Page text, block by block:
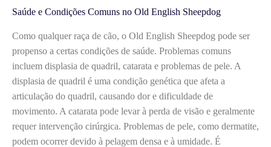
Saúde e Condições Comuns no Old English Sheepdog
Como qualquer raça de cão, o Old English Sheepdog pode ser
propenso a certas condições de saúde. Problemas comuns
incluem displasia de quadril, catarata e problemas de pele. A
displasia de quadril é uma condição genética que afeta a
articulação do quadril, causando dor e dificuldade de
movimento. A catarata pode levar à perda de visão e geralmente
requer intervenção cirúrgica. Problemas de pele, como dermatite,
podem ocorrer devido à pelagem densa e à umidade. É